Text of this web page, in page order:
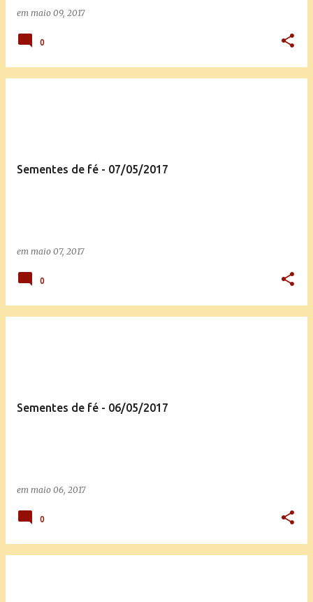
em maio 09, 2017
0
Sementes de fé - 07/05/2017
em maio 07, 2017
0
Sementes de fé - 06/05/2017
em maio 06, 2017
0